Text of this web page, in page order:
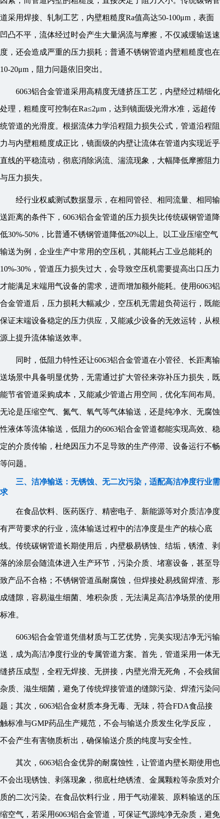
道采用焊接、轧制工艺，内壁粗糙度Ra值高达50-100μm，表面
凹凸不平，流体经过时会产生大量涡流与摩擦，不仅减缓输送速
度，还会造成严重的压力损耗；普通不锈钢管道内壁粗糙度也在
10-20μm，阻力问题依旧突出。
6063铝合金管道采用高精度无缝挤压工艺，内壁经过精细化
处理，粗糙度可控制在Ra≤2μm，达到镜面级光滑水准，远超传
统管道的光滑度。根据流体力学沿程阻力损失公式，管道沿程阻
力与内壁粗糙度成正比，镜面级的内壁让流体在管道内实现近乎
直线的平稳流动，彻底消除涡流、湍流现象，大幅降低摩擦阻力
与压力损失。
经行业权威测试数据显示，在相同管径、相同流量、相同输
送距离的条件下，6063铝合金管道的压力损失比传统碳钢管道降
低30%-50%，比普通不锈钢管道降低20%以上。以工业压缩空气
输送为例，企业生产中常用的空压机，其能耗占工业总能耗的
10%-30%，管道压力损失过大，会导致空压机需要提高出口压力
才能满足末端用气设备的需求，进而增加额外能耗。使用6063铝
合金管道后，压力损耗大幅减少，空压机无需超负荷运行，既能
保证末端设备稳定的压力供应，又能减少设备的无效运转，从根
源上提升流体输送效率。
同时，低阻力特性还让6063铝合金管道在小管径、长距离输
送场景中具备明显优势，无需通过扩大管径来弥补压力损失，既
能节省管道采购成本，又能减少管道占用空间，优化车间布局。
无论是压缩空气、氮气、氧气等气体输送，还是纯净水、无腐蚀
性液体等流体输送，低阻力的6063铝合金管道都能实现高效、稳
定的介质传输，杜绝因压力不足导致的生产停滞、设备运行不畅
等问题。
三、洁净输送：无锈蚀、无二次污染，适配高洁净度行业需
求
在食品饮料、医药医疗、精密电子、新能源等对介质洁净度
有严苛要求的行业，流体输送过程中的洁净度是生产的核心底
线。传统碳钢管道长期使用后，内壁极易锈蚀、结垢，锈渣、剥
落的涂层会随流体进入生产环节，污染介质、堵塞设备，甚至导
致产品不合格；不锈钢管道虽耐腐蚀，但焊接处易残留焊渣、形
成缝隙，容易滋生细菌、堆积杂质，无法满足高洁净场景的使用
标准。
6063铝合金管道凭借材质与工艺优势，完美实现洁净无污输
送，成为高洁净度行业的专属管道方案。首先，管道采用一体无
缝挤压成型，全程无焊接、无拼接，内壁光滑无死角，不会残留
杂质、滋生细菌，避免了传统焊接管道的缝隙污染、焊渣污染问
题；其次，6063铝合金材质本身无毒、无味，符合FDA食品接
触标准与GMP药品生产规范，不会与输送介质发生化学反应，
不会产生有害物质析出，确保输送介质的纯度与安全性。
其次，6063铝合金优异的耐腐蚀性，让管道内壁长期使用也
不会出现锈蚀、剥落现象，彻底杜绝锈渣、金属颗粒等杂质对介
质的二次污染。在食品饮料行业，用于气动灌装、原料输送的压
缩空气，若采用6063铝合金管道，可保证气源纯净无杂质，避免